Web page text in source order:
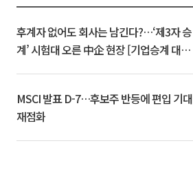
후계자 없어도 회사는 남긴다?…‘제3자 승
계’ 시험대 오른 中企 현장 [기업승계 대전
MSCI 발표 D-7…후보주 반등에 편입 기대
재점화